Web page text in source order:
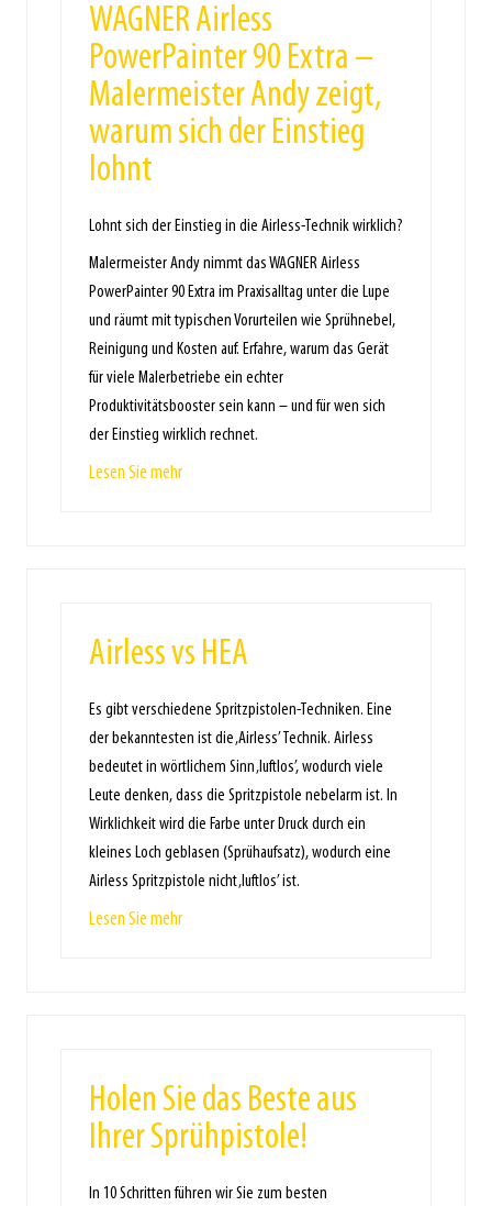
WAGNER Airless
PowerPainter 90 Extra –
Malermeister Andy zeigt,
warum sich der Einstieg
lohnt
Lohnt sich der Einstieg in die Airless-Technik wirklich?
Malermeister Andy nimmt das WAGNER Airless
PowerPainter 90 Extra im Praxisalltag unter die Lupe
und räumt mit typischen Vorurteilen wie Sprühnebel,
Reinigung und Kosten auf. Erfahre, warum das Gerät
für viele Malerbetriebe ein echter
Produktivitätsbooster sein kann – und für wen sich
der Einstieg wirklich rechnet.
Lesen Sie mehr
Airless vs HEA
Es gibt verschiedene Spritzpistolen-Techniken. Eine
der bekanntesten ist die ‚Airless’ Technik. Airless
bedeutet in wörtlichem Sinn ‚luftlos’, wodurch viele
Leute denken, dass die Spritzpistole nebelarm ist. In
Wirklichkeit wird die Farbe unter Druck durch ein
kleines Loch geblasen (Sprühaufsatz), wodurch eine
Airless Spritzpistole nicht ‚luftlos’ ist.
Lesen Sie mehr
Holen Sie das Beste aus
Ihrer Sprühpistole!
In 10 Schritten führen wir Sie zum besten